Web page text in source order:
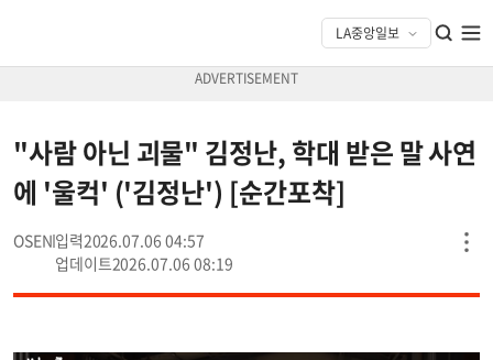
"사람 아닌 괴물" 김정난, 학대 받은 말 사연
에 '울컥' ('김정난') [순간포착]
OSEN
2026.07.06 04:57
2026.07.06 08:19